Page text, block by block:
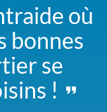
où
bonnes
se
!